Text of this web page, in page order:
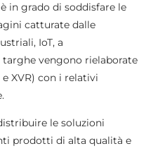
in grado di soddisfare le
catturate dalle
IoT, a
vengono rielaborate
XVR) con i relativi
le soluzioni
prodotti di alta qualità e